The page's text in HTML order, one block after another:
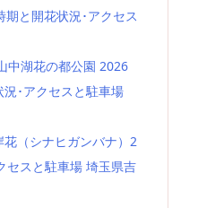
と開花状況･アクセス
中湖花の都公園 2026
･アクセスと駐車場
（シナヒガンバナ）2
セスと駐車場 埼玉県吉